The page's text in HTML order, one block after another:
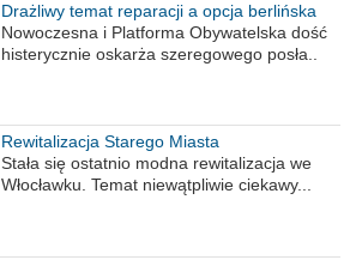
Drażliwy temat reparacji a opcja berlińska
Nowoczesna i Platforma Obywatelska dość
histerycznie oskarża szeregowego posła..
Rewitalizacja Starego Miasta
Stała się ostatnio modna rewitalizacja we
Włocławku. Temat niewątpliwie ciekawy...